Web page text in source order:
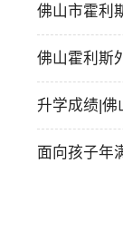
学杂费标准
佛山市霍利
申请须知
佛山霍利斯
简章
升学成绩|佛
收，助力学
面向孩子年